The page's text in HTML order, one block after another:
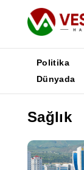
Haberler
Yayınlar
Medya
Poster
Politika
Dünyada
Sağlık